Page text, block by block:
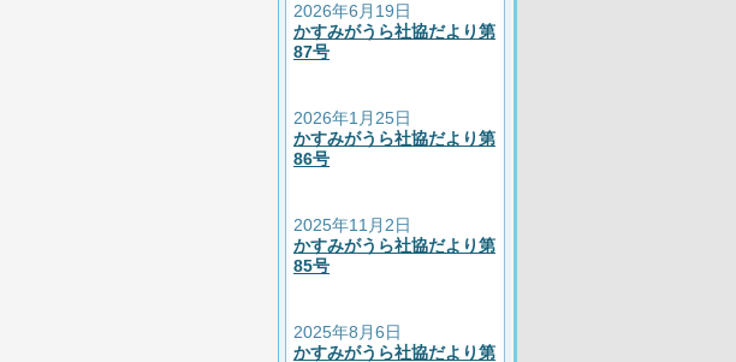
2026年6月19日
かすみがうら社協だより第
87号
2026年1月25日
かすみがうら社協だより第
86号
2025年11月2日
かすみがうら社協だより第
85号
2025年8月6日
かすみがうら社協だより第